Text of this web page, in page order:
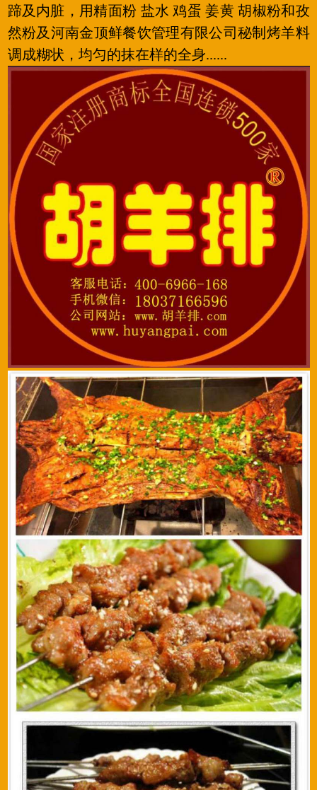
蹄及内脏，用精面粉 盐水 鸡蛋 姜黄 胡椒粉和孜
然粉及河南金顶鲜餐饮管理有限公司秘制烤羊料
调成糊状，均匀的抹在样的全身......